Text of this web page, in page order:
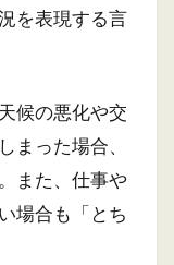
を表現する言
候の悪化や交
まった場合、
また、仕事や
場合も「とち